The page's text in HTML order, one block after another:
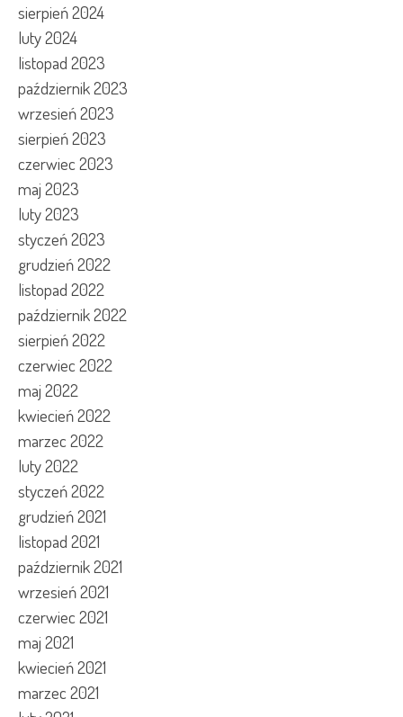
sierpień 2024
luty 2024
listopad 2023
październik 2023
wrzesień 2023
sierpień 2023
czerwiec 2023
maj 2023
luty 2023
styczeń 2023
grudzień 2022
listopad 2022
październik 2022
sierpień 2022
czerwiec 2022
maj 2022
kwiecień 2022
marzec 2022
luty 2022
styczeń 2022
grudzień 2021
listopad 2021
październik 2021
wrzesień 2021
czerwiec 2021
maj 2021
kwiecień 2021
marzec 2021